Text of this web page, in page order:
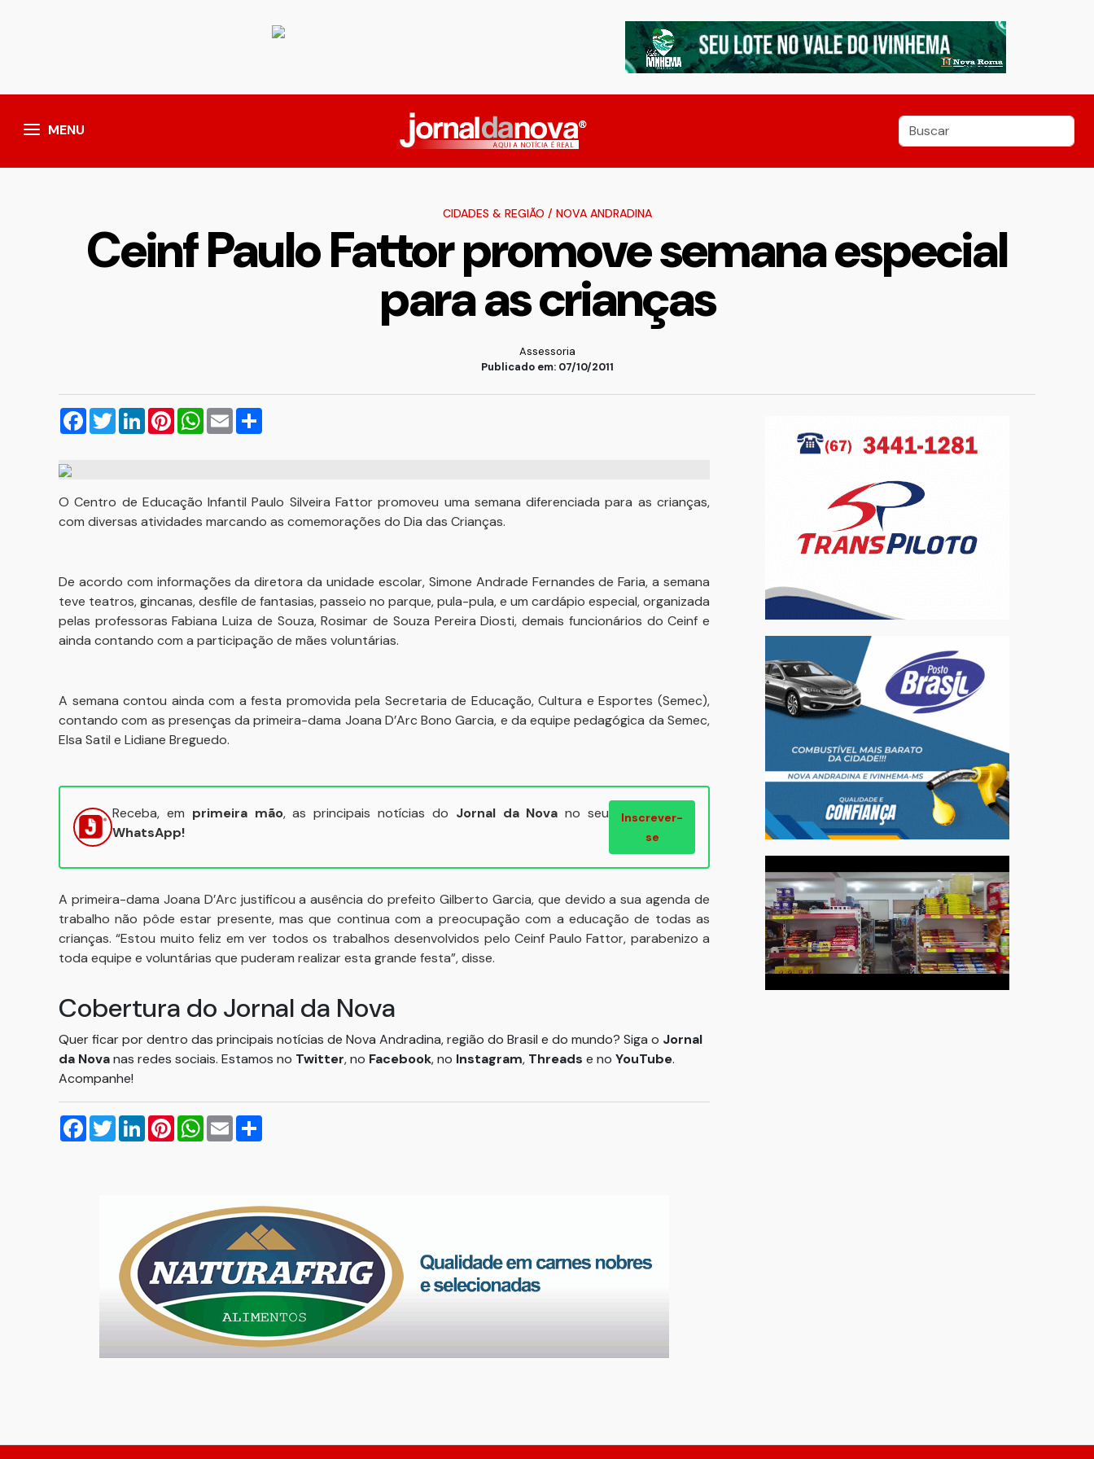
MENU
CIDADES & REGIÃO / NOVA ANDRADINA
Ceinf Paulo Fattor promove semana especial
para as crianças
Assessoria
Publicado em: 07/10/2011
Facebook
TwitterLinkedInPinterestWhatsApp
Email
O Centro de Educação Infantil Paulo Silveira Fattor promoveu uma semana diferenciada para as crianças,
com diversas atividades marcando as comemorações do Dia das Crianças.
De acordo com informações da diretora da unidade escolar, Simone Andrade Fernandes de Faria, a semana
teve teatros, gincanas, desfile de fantasias, passeio no parque, pula-pula, e um cardápio especial, organizada
pelas professoras Fabiana Luiza de Souza, Rosimar de Souza Pereira Diosti, demais funcionários do Ceinf e
ainda contando com a participação de mães voluntárias.
A semana contou ainda com a festa promovida pela Secretaria de Educação, Cultura e Esportes (Semec),
contando com as presenças da primeira-dama Joana D’Arc Bono Garcia, e da equipe pedagógica da Semec,
Elsa Satil e Lidiane Breguedo.
Receba, em primeira mão, as principais notícias do Jornal da Nova no seu
WhatsApp!
Inscrever-
se
A primeira-dama Joana D’Arc justificou a ausência do prefeito Gilberto Garcia, que devido a sua agenda de
trabalho não pôde estar presente, mas que continua com a preocupação com a educação de todas as
crianças. “Estou muito feliz em ver todos os trabalhos desenvolvidos pelo Ceinf Paulo Fattor, parabenizo a
toda equipe e voluntárias que puderam realizar esta grande festa”, disse.
Cobertura do Jornal da Nova
Quer ficar por dentro das principais notícias de Nova Andradina, região do Brasil e do mundo? Siga o Jornal
da Novanas redes sociais. Estamos no Twitter, no Facebook, no Instagram, Threads e no YouTube.
Acompanhe!
Facebook
TwitterLinkedInPinterestWhatsApp
Email